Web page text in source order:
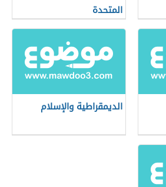
المتحدة
الديمقراطية والإسلام